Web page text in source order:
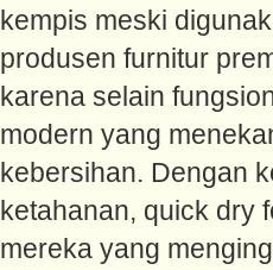
kempis meski
produsen furnitur
karena selain
modern yang
kebersihan. Dengan
ketahanan, quick dry
mereka yang